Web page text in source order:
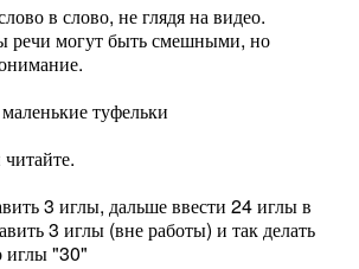
в слово, не глядя на видео.
речи могут быть смешными, но
туфельки
3 иглы, дальше ввести 24 иглы в
3 иглы (вне работы) и так делать
иглы "30"